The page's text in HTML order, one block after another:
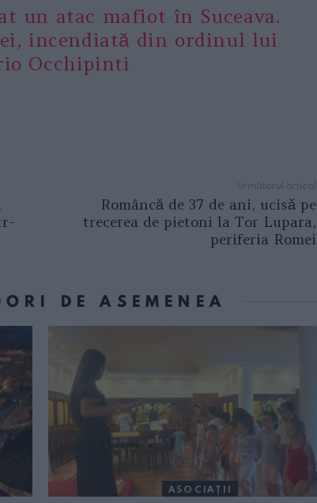
un atac mafiot în Suceava.
incendiată din ordinul lui
Occhipinti
Următorul articol
Româncă de 37 de ani, ucisă pe
trecerea de pietoni la Tor Lupara,
periferia Romei
DE ASEMENEA
ASOCIAŢII